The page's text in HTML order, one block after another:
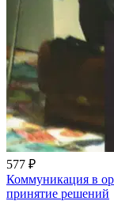
577 ₽
Коммуникация в
принятие решений